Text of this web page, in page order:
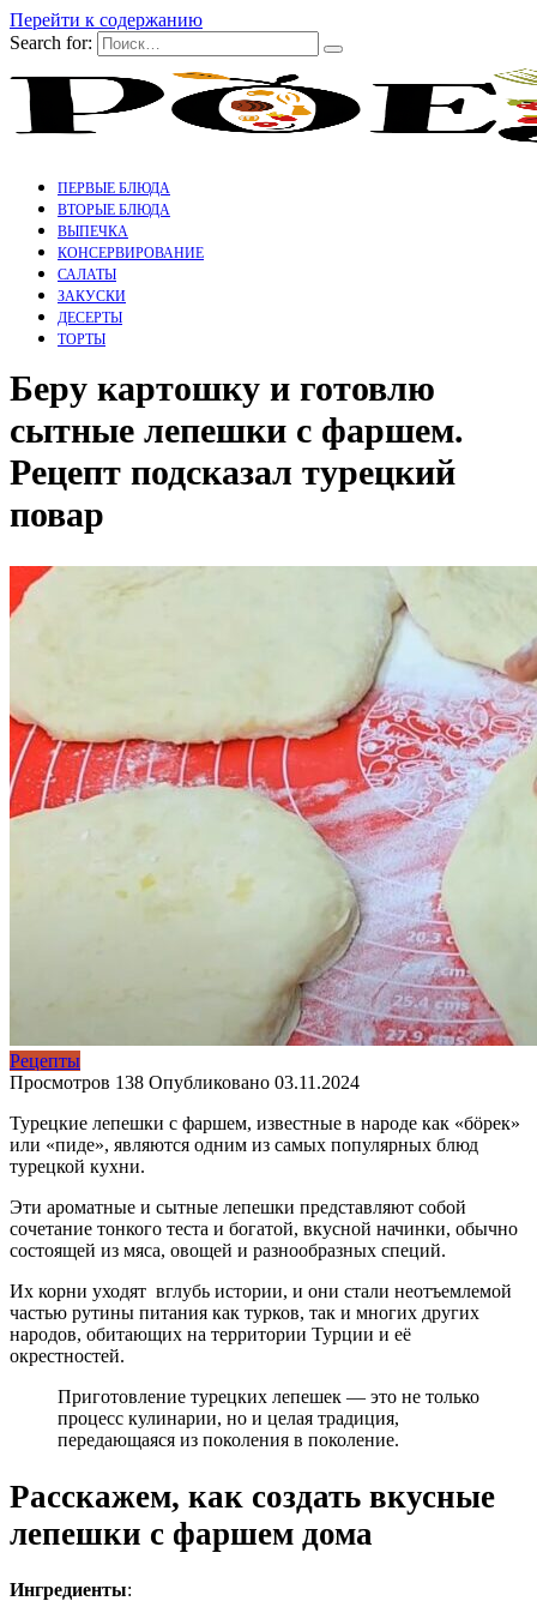
Перейти к содержанию
Search for:
ПЕРВЫЕ БЛЮДА
ВТОРЫЕ БЛЮДА
ВЫПЕЧКА
КОНСЕРВИРОВАНИЕ
САЛАТЫ
ЗАКУСКИ
ДЕСЕРТЫ
ТОРТЫ
Беру картошку и готовлю
сытные лепешки с фаршем.
Рецепт подсказал турецкий
повар
Рецепты
Просмотров 138 Опубликовано 03.11.2024
Турецкие лепешки с фаршем, известные в народе как «бöрек»
или «пиде», являются одним из самых популярных блюд
турецкой кухни.
Эти ароматные и сытные лепешки представляют собой
сочетание тонкого теста и богатой, вкусной начинки, обычно
состоящей из мяса, овощей и разнообразных специй.
Их корни уходят вглубь истории, и они стали неотъемлемой
частью рутины питания как турков, так и многих других
народов, обитающих на территории Турции и её
окрестностей.
Приготовление турецких лепешек — это не только
процесс кулинарии, но и целая традиция,
передающаяся из поколения в поколение.
Расскажем, как создать вкусные
лепешки с фаршем дома
Ингредиенты: